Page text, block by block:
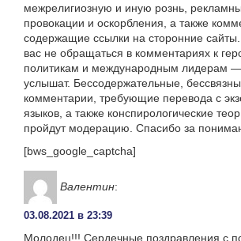
межрелигиозную и иную рознь,
провокации и оскорбления, а также
содержащие ссылки на сторонние
вас не обращаться в комментариях к
политикам и международным лидерам
услышат. Бессодержательные,
комментарии, требующие перевода с
языков, а также конспирологические
пройдут модерацию. Спасибо за
[bws_google_captcha]
Валентин:
03.08.2021 в 23:39
Молодец!!! Сердечные поздравления с